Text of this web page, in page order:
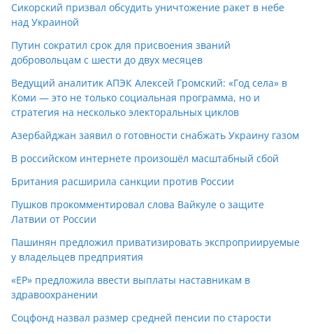
Сикорский призвал обсудить уничтожение ракет в небе
над Украиной
Путин сократил срок для присвоения званий
добровольцам с шести до двух месяцев
Ведущий аналитик АПЭК Алексей Громский: «Год села» в
Коми — это не только социальная программа, но и
стратегия на несколько электоральных циклов
Азербайджан заявил о готовности снабжать Украину газом
В российском интернете произошёл масштабный сбой
Британия расширила санкции против России
Пушков прокомментировал слова Вайкуле о защите
Латвии от России
Пашинян предложил приватизировать экспроприируемые
у владельцев предприятия
«ЕР» предложила ввести выплаты наставникам в
здравоохранении
Соцфонд назвал размер средней пенсии по старости